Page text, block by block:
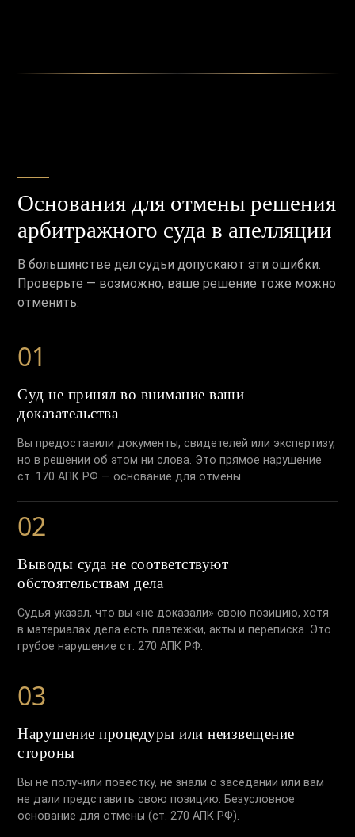
Основания для отмены решения
арбитражного суда в апелляции
В большинстве дел судьи допускают эти ошибки.
Проверьте — возможно, ваше решение тоже можно
отменить.
01
Суд не принял во внимание ваши
доказательства
Вы предоставили документы, свидетелей или экспертизу,
но в решении об этом ни слова. Это прямое нарушение
ст. 170 АПК РФ — основание для отмены.
02
Выводы суда не соответствуют
обстоятельствам дела
Судья указал, что вы «не доказали» свою позицию, хотя
в материалах дела есть платёжки, акты и переписка. Это
грубое нарушение ст. 270 АПК РФ.
03
Нарушение процедуры или неизвещение
стороны
Вы не получили повестку, не знали о заседании или вам
не дали представить свою позицию. Безусловное
основание для отмены (ст. 270 АПК РФ).